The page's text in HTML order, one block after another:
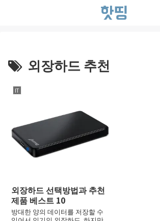
외장하드 추천
IT
외장하드 선택방법과 추천
제품 베스트 10
방대한 양의 데이터를 저장할 수